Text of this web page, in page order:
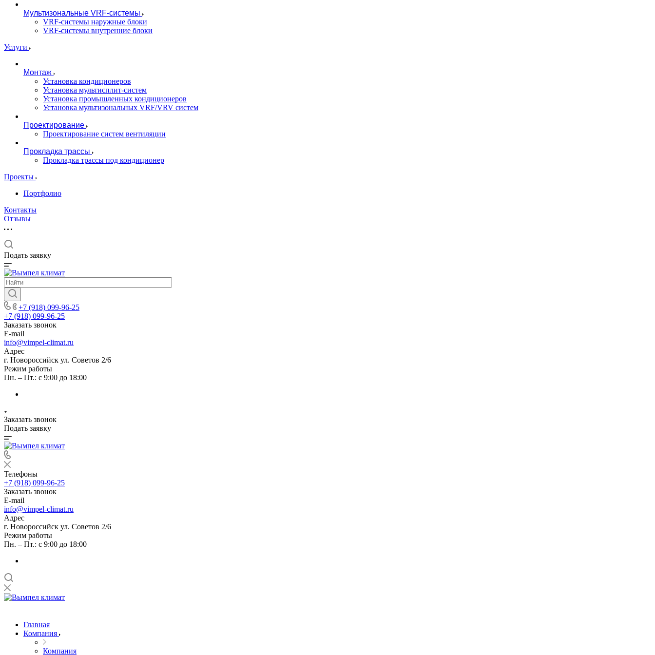
Мультизональные VRF-системы
VRF-системы наружные блоки
VRF-системы внутренние блоки
Услуги
Монтаж
Установка кондиционеров
Установка мультисплит-систем
Установка промышленных кондиционеров
Установка мультизональных VRF/VRV систем
Проектирование
Проектирование систем вентиляции
Прокладка трассы
Прокладка трассы под кондиционер
Проекты
Портфолио
Контакты
Отзывы
Подать заявку
+7 (918) 099-96-25
+7 (918) 099-96-25
Заказать звонок
E-mail
info@vimpel-climat.ru
Адрес
г. Новороссийск ул. Советов 2/6
Режим работы
Пн. – Пт.: с 9:00 до 18:00
Заказать звонок
Подать заявку
Телефоны
+7 (918) 099-96-25
Заказать звонок
E-mail
info@vimpel-climat.ru
Адрес
г. Новороссийск ул. Советов 2/6
Режим работы
Пн. – Пт.: с 9:00 до 18:00
Главная
Компания
Компания